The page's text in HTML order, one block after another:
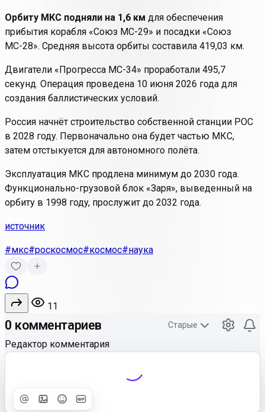
Орбиту МКС подняли на 1,6 км для обеспечения
прибытия корабля «Союз МС-29» и посадки «Союз
МС-28». Средняя высота орбиты составила 419,03 км.
Двигатели «Прогресса МС-34» проработали 495,7
секунд. Операция проведена 10 июня 2026 года для
создания баллистических условий.
Россия начнёт строительство собственной станции РОС
в 2028 году. Первоначально она будет частью МКС,
затем отстыкуется для автономного полёта.
Эксплуатация МКС продлена минимум до 2030 года.
Функционально-грузовой блок «Заря», выведенный на
орбиту в 1998 году, прослужит до 2032 года.
источник
#мкс#роскосмос#космос#наука
11
0 комментариев Старые
Редактор комментария
Улучшить